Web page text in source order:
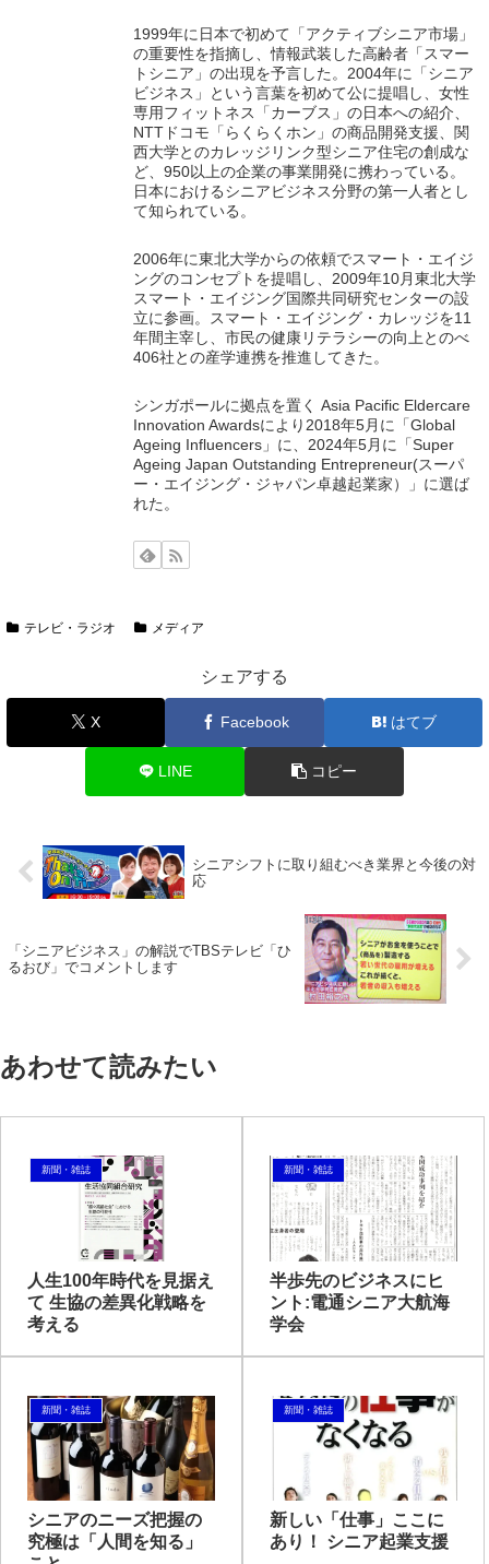
1999年に日本で初めて「アクティブシニア市場」
の重要性を指摘し、情報武装した高齢者「スマー
トシニア」の出現を予言した。2004年に「シニア
ビジネス」という言葉を初めて公に提唱し、女性
専用フィットネス「カーブス」の日本への紹介、
NTTドコモ「らくらくホン」の商品開発支援、関
西大学とのカレッジリンク型シニア住宅の創成な
ど、950以上の企業の事業開発に携わっている。
日本におけるシニアビジネス分野の第一人者とし
て知られている。
2006年に東北大学からの依頼でスマート・エイジ
ングのコンセプトを提唱し、2009年10月東北大学
スマート・エイジング国際共同研究センターの設
立に参画。スマート・エイジング・カレッジを11
年間主宰し、市民の健康リテラシーの向上とのべ
406社との産学連携を推進してきた。
シンガポールに拠点を置く Asia Pacific Eldercare
Innovation Awardsにより2018年5月に「Global
Ageing Influencers」に、2024年5月に「Super
Ageing Japan Outstanding Entrepreneur(スーパ
ー・エイジング・ジャパン卓越起業家）」に選ば
れた。
テレビ・ラジオ メディア
シェアする
X Facebook はてブ
LINE コピー
シニアシフトに取り組むべき業界と今後の対
応
「シニアビジネス」の解説でTBSテレビ「ひ
るおび」でコメントします
あわせて読みたい
新聞・雑誌
人生100年時代を見据え
て 生協の差異化戦略を
考える
新聞・雑誌
半歩先のビジネスにヒ
ント:電通シニア大航海
学会
新聞・雑誌
シニアのニーズ把握の
究極は「人間を知る」
新聞・雑誌
新しい「仕事」ここに
あり！ シニア起業支援